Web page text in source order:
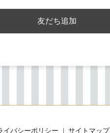
友だち追加
イバシーポリシー サイトマップ